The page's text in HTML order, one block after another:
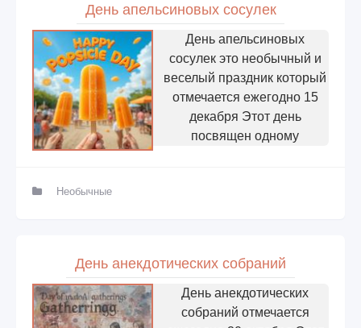
День апельсиновых сосулек
День апельсиновых
сосулек это необычный и
веселый праздник который
отмечается ежегодно 15
декабря Этот день
посвящен одному
Необычные
День анекдотических собраний
День анекдотических
собраний отмечается